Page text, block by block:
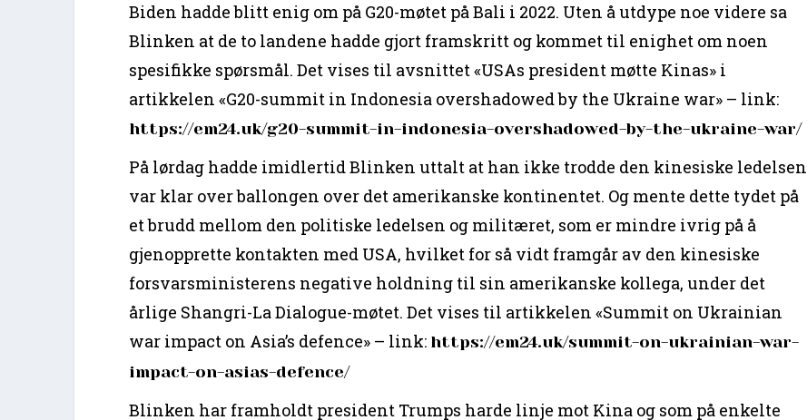
Biden hadde blitt enig om på G20-møtet på Bali i 2022. Uten å utdype noe videre sa
Blinken at de to landene hadde gjort framskritt og kommet til enighet om noen
spesifikke spørsmål. Det vises til avsnittet «USAs president møtte Kinas» i
artikkelen «G20-summit in Indonesia overshadowed by the Ukraine war» – link:
https://em24.uk/g20-summit-in-indonesia-overshadowed-by-the-ukraine-war/
På lørdag hadde imidlertid Blinken uttalt at han ikke trodde den kinesiske ledelsen
var klar over ballongen over det amerikanske kontinentet. Og mente dette tydet på
et brudd mellom den politiske ledelsen og militæret, som er mindre ivrig på å
gjenopprette kontakten med USA, hvilket for så vidt framgår av den kinesiske
forsvarsministerens negative holdning til sin amerikanske kollega, under det
årlige Shangri-La Dialogue-møtet. Det vises til artikkelen «Summit on Ukrainian
war impact on Asia’s defence» – link: https://em24.uk/summit-on-ukrainian-war-
impact-on-asias-defence/
Blinken har framholdt president Trumps harde linje mot Kina og som på enkelte